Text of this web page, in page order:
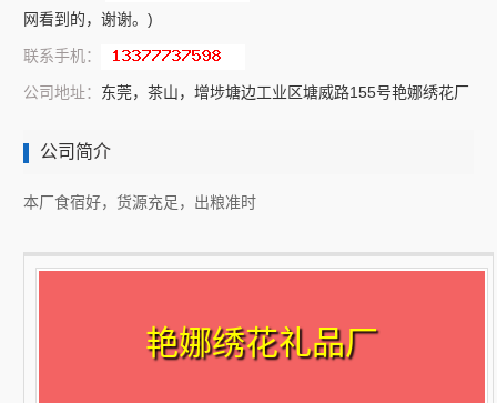
网看到的，谢谢。)
联系手机：
公司地址： 东莞，茶山，增埗塘边工业区塘威路155号艳娜绣花厂
公司简介
本厂食宿好，货源充足，出粮准时
艳娜绣花礼品厂